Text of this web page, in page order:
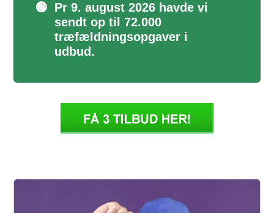
🟢 Pr 9. august 2026 havde vi
sendt op til 72.000
træfældningsopgaver i
udbud.